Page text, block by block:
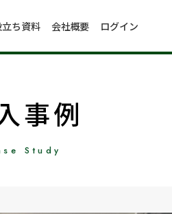
ち資料 会社概要 ログイン
事例
Study